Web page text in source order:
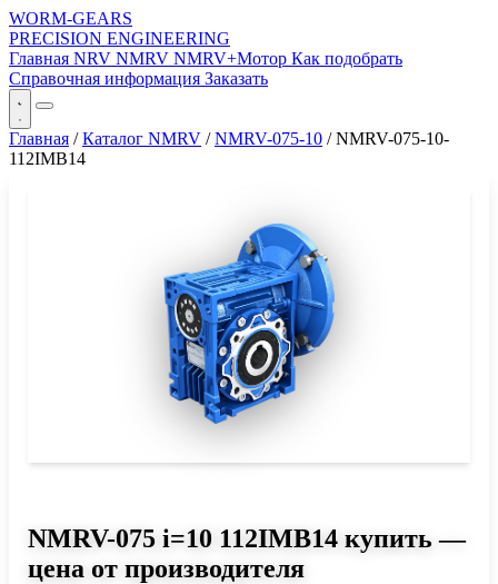
WORM-GEARS
PRECISION ENGINEERING
Главная NRV NMRV NMRV+Мотор Как подобрать
Справочная информация Заказать
Главная / Каталог NMRV / NMRV-075-10 / NMRV-075-10-
112IMB14
NMRV-075 i=10 112IMB14 купить —
цена от производителя